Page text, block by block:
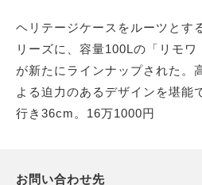
ヘリテージケースをルーツとす
リーズに、容量100Lの「リモワ
が新たにラインナップされた。
よる迫力のあるデザインを堪能
行き36cm。16万1000円
お問い合わせ先